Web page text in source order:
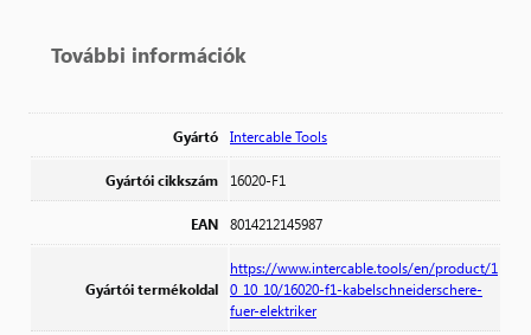
További információk
Gyártó Intercable Tools
Gyártói cikkszám 16020-F1
EAN 8014212145987
Gyártói termékoldal
https://www.intercable.tools/en/product/1
0_10_10/16020-f1-kabelschneiderschere-
fuer-elektriker